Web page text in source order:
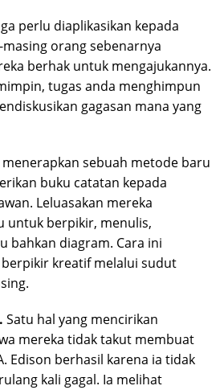
perlu diaplikasikan kepada
orang sebenarnya
berhak untuk mengajukannya.
tugas anda menghimpun
gagasan mana yang
sebuah metode baru
buku catatan kepada
Leluasakan mereka
untuk berpikir, menulis,
bahkan diagram. Cara ini
kreatif melalui sudut
Satu hal yang mencirikan
mereka tidak takut membuat
Edison berhasil karena ia tidak
kali gagal. Ia melihat